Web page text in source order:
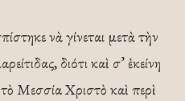
νὰ γίνεται μετὰ τὴν
διότι καὶ σ’ ἐκείνη
Μεσσία Χριστὸ καὶ περὶ